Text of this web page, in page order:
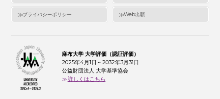
プライバシーポリシー Web出願
麻布大学 大学評価（認証評価）
2025年4月1日～2032年3月31日
公益財団法人 大学基準協会
詳しくはこちら